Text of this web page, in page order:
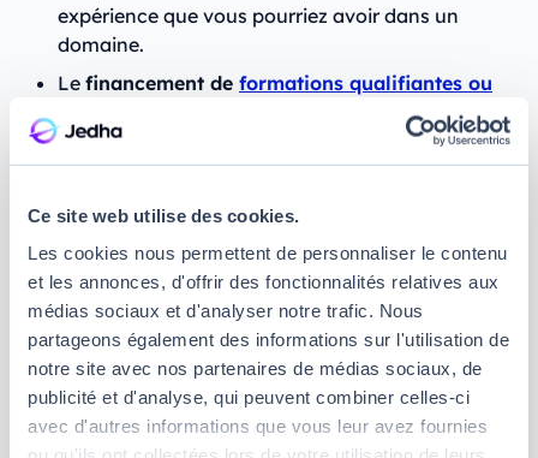
Ce site web utilise des cookies.
Les cookies nous permettent de personnaliser le contenu
et les annonces, d'offrir des fonctionnalités relatives aux
médias sociaux et d'analyser notre trafic. Nous
partageons également des informations sur l'utilisation de
notre site avec nos partenaires de médias sociaux, de
publicité et d'analyse, qui peuvent combiner celles-ci
avec d'autres informations que vous leur avez fournies
expérience que vous pourriez avoir dans un
domaine.
Le financement de formations qualifiantes ou
, qui pourront vous permettre de
vous reconvertir pour exercer un métier d’un
secteur porteur comme l’informatiqueou la
peut également inclure un accompagnement et
desaides financières dédiées à la création ou
à la reprise d’entreprise.
Reclassements internes et externes
Autant que possible, un plan de sauvegarde de